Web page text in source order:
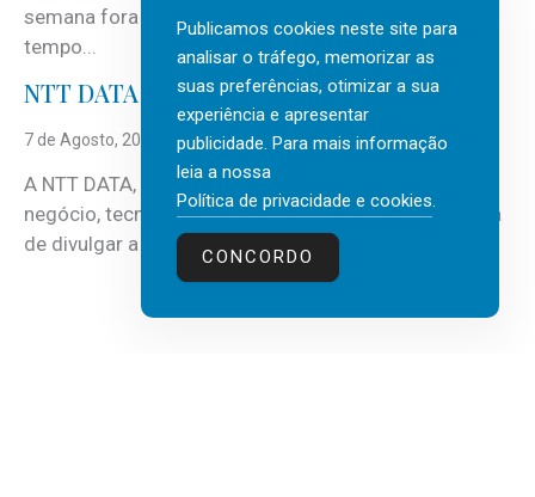
semana fora e os dias em que a casa fica mais
tempo...
NTT DATA Insurtech Global Outlook 2026
7 de Agosto, 2026
A NTT DATA, consultora global em serviços de
negócio, tecnologia e inteligência artificial (IA), acaba
de divulgar a mais recente...
Publicamos cookies neste site para
analisar o tráfego, memorizar as
suas preferências, otimizar a sua
experiência e apresentar
publicidade. Para mais informação
leia a nossa
Política de privacidade e cookies.
CONCORDO